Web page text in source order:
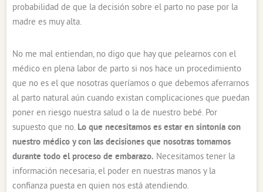
probabilidad de que la decisión sobre el parto no pase por la
madre es muy alta.
No me mal entiendan, no digo que hay que pelearnos con el
médico en plena labor de parto si nos hace un procedimiento
que no es el que nosotras queríamos o que debemos aferrarnos
al parto natural aún cuando existan complicaciones que puedan
poner en riesgo nuestra salud o la de nuestro bebé. Por
supuesto que no. Lo que necesitamos es estar en sintonía con
nuestro médico y con las decisiones que nosotras tomamos
durante todo el proceso de embarazo. Necesitamos tener la
información necesaria, el poder en nuestras manos y la
confianza puesta en quien nos está atendiendo.